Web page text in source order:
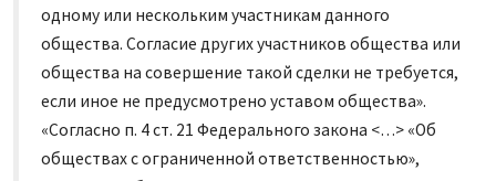
одному или нескольким участникам данного
общества. Согласие других участников общества или
общества на совершение такой сделки не требуется,
если иное не предусмотрено уставом общества».
«Согласно п. 4 ст. 21 Федерального закона <…> «Об
обществах с ограниченной ответственностью»,